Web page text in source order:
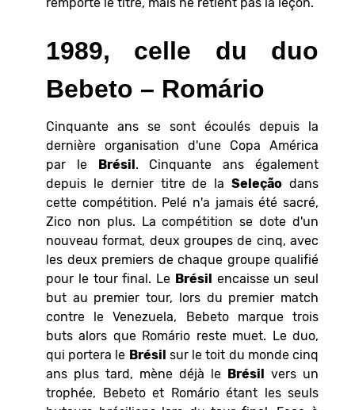
1989, celle du duo
Bebeto – Romário
Cinquante ans se sont écoulés depuis la
dernière organisation d'une Copa América
par le Brésil. Cinquante ans également
depuis le dernier titre de laSeleção dans
cette compétition. Pelé n'a jamais été sacré,
Zico non plus. La compétition se dote d'un
nouveau format, deux groupes de cinq, avec
les deux premiers de chaque groupe qualifié
pour le tour final. Le Brésil encaisse un seul
but au premier tour, lors du premier match
contre le Venezuela, Bebeto marque trois
buts alors que Romário reste muet. Le duo,
qui portera le Brésil sur le toit du monde cinq
ans plus tard, mène déjà le Brésil vers un
trophée, Bebeto et Romário étant les seuls